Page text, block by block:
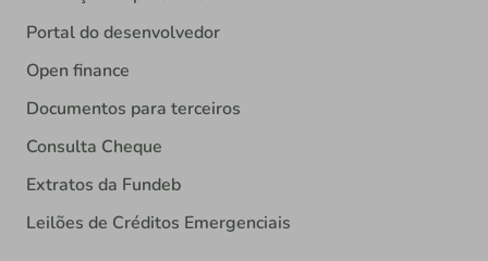
Portal do desenvolvedor
Open finance
Documentos para terceiros
Consulta Cheque
Extratos da Fundeb
Leilões de Créditos Emergenciais